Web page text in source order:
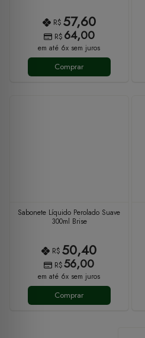
R$ 57,60
R$ 64,00
em até 6x sem juros
Comprar
Sabonete Líquido Perolado Suave
300ml Brise
R$ 50,40
R$56,00
em até 6x sem juros
Comprar